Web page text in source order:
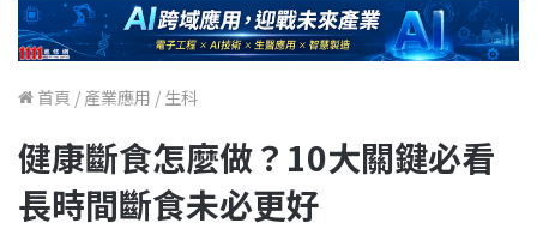
首頁 / 產業應用 / 生科
健康斷食怎麼做？10大關鍵必看
長時間斷食未必更好